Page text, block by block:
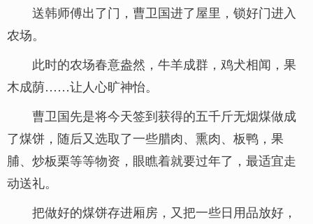
送韩师傅出了门，曹卫国进了屋里，锁好门进入
农场。
此时的农场春意盎然，牛羊成群，鸡犬相闻，果
木成荫……让人心旷神怡。
曹卫国先是将今天签到获得的五千斤无烟煤做成
了煤饼，随后又选取了一些腊肉、熏肉、板鸭，果
脯、炒板栗等等物资，眼瞧着就要过年了，最适宜走
动送礼。
把做好的煤饼存进厢房，又把一些日用品放好，